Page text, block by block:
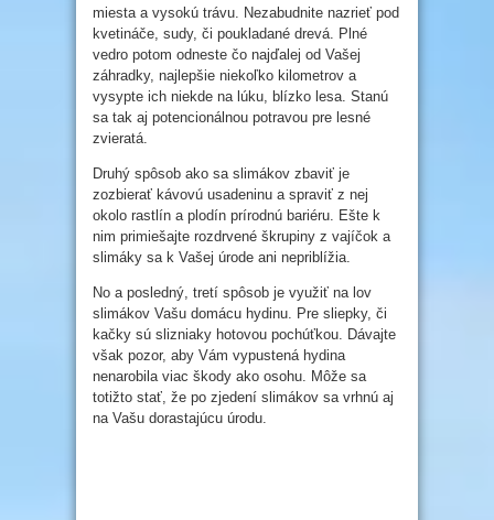
miesta a vysokú trávu. Nezabudnite nazrieť pod
kvetináče, sudy, či poukladané drevá. Plné
vedro potom odneste čo najďalej od Vašej
záhradky, najlepšie niekoľko kilometrov a
vysypte ich niekde na lúku, blízko lesa. Stanú
sa tak aj potencionálnou potravou pre lesné
zvieratá.
Druhý spôsob ako sa slimákov zbaviť je
zozbierať kávovú usadeninu a spraviť z nej
okolo rastlín a plodín prírodnú bariéru. Ešte k
nim primiešajte rozdrvené škrupiny z vajíčok a
slimáky sa k Vašej úrode ani nepriblížia.
No a posledný, tretí spôsob je využiť na lov
slimákov Vašu domácu hydinu. Pre sliepky, či
kačky sú slizniaky hotovou pochúťkou. Dávajte
však pozor, aby Vám vypustená hydina
nenarobila viac škody ako osohu. Môže sa
totižto stať, že po zjedení slimákov sa vrhnú aj
na Vašu dorastajúcu úrodu.